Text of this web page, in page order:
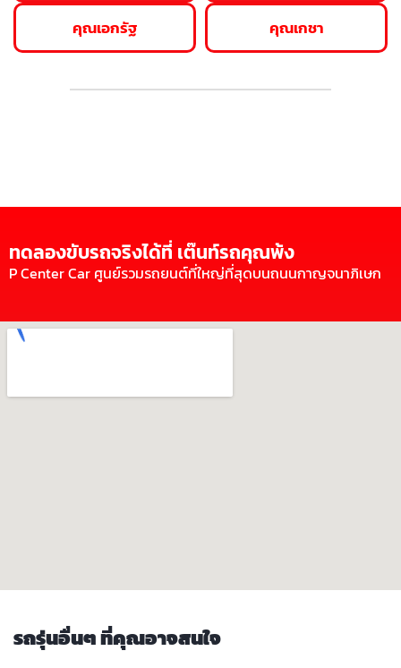
คุณเอกรัฐ คุณเกชา
ทดลองขับรถจริงได้ที่ เต๊นท์รถคุณพ้ง
P Center Car ศูนย์รวมรถยนต์ที่ใหญ่ที่สุดบนถนนกาญจนาภิเษก
รถรุ่นอื่นๆ ที่คุณอาจสนใจ